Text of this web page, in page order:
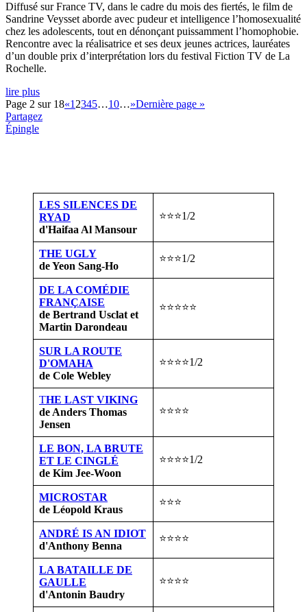
Diffusé sur France TV, dans le cadre du mois des fiertés, le film de
Sandrine Veysset aborde avec pudeur et intelligence l’homosexualité
chez les adolescents, tout en dénonçant puissamment l’homophobie.
Rencontre avec la réalisatrice et ses deux jeunes actrices, lauréates
d’un double prix d’interprétation lors du festival Fiction TV de La
Rochelle.
lire plus
Page 2 sur 18«1 2345…10…»Dernière page »
Partagez
Épingle
LES SILENCES DE
RYAD
d'Haifaa Al Mansour
⭐⭐⭐1/2
THE UGLY
de Yeon Sang-Ho
⭐⭐⭐1/2
DE LA COMÉDIE
FRANÇAISE
de Bertrand Usclat et
Martin Darondeau
⭐⭐⭐⭐⭐
SUR LA ROUTE
D'OMAHA
de Cole Webley
⭐⭐⭐⭐1/2
THE LAST VIKING
de Anders Thomas
Jensen
⭐⭐⭐⭐
LE BON, LA BRUTE
ET LE CINGLÉ
de Kim Jee-Woon
⭐⭐⭐⭐1/2
MICROSTAR
de Léopold Kraus
⭐⭐⭐
ANDRÉ IS AN IDIOT
d'Anthony Benna
⭐⭐⭐⭐
LA BATAILLE DE
GAULLE
d'Antonin Baudry
⭐⭐⭐⭐